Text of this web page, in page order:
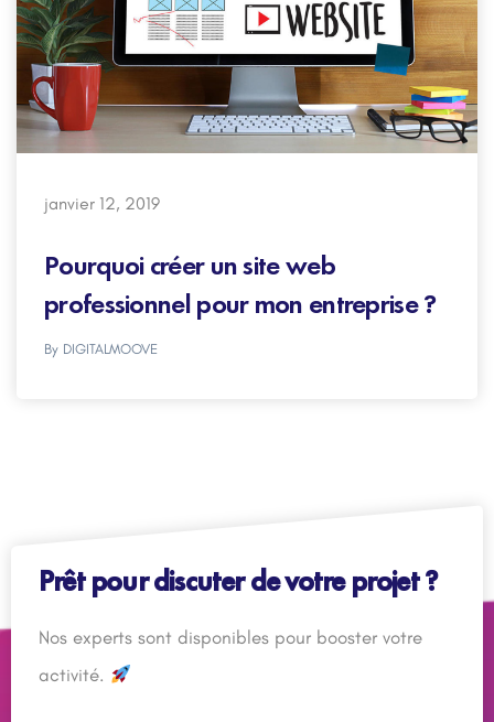
janvier 12, 2019
Pourquoi créer un site web
professionnel pour mon entreprise ?
By DIGITALMOOVE
Prêt pour discuter de votre projet ?
Nos experts sont disponibles pour booster votre
activité.